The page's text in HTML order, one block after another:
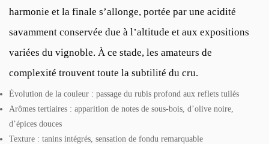
harmonie et la finale s’allonge, portée par une acidité
savamment conservée due à l’altitude et aux expositions
variées du vignoble. À ce stade, les amateurs de
complexité trouvent toute la subtilité du cru.
Évolution de la couleur : passage du rubis profond aux reflets tuilés
Arômes tertiaires : apparition de notes de sous-bois, d’olive noire,
d’épices douces
Texture : tanins intégrés, sensation de fondu remarquable